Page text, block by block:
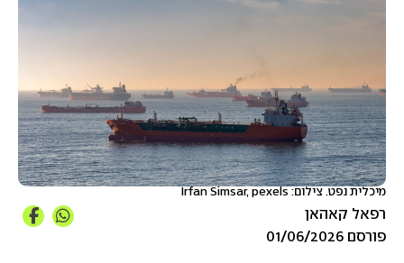
מיכלית נפט. צילום: Irfan Simsar, pexels
רפאל קאהאן
פורסם 01/06/2026